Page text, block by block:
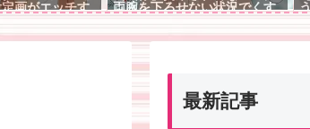
画がエッチす
瞬間、金玉が
始めると話題
両腕を下ろせない状況でくす
ぐり責めに遭う女の子のイラ
ストが欲しいんだがｗｗ
最新記事